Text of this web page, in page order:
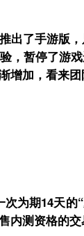
出了手游版
，暂停了游
增加，看来
为期14天
内测资格的